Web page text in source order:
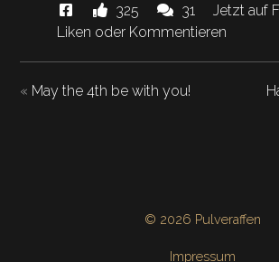
Diese
News
325
Likes
und
31
Jetzt auf
Liken oder Kommentieren
« May the 4th be with you!
© 2026 Pulveraffen
Impressum